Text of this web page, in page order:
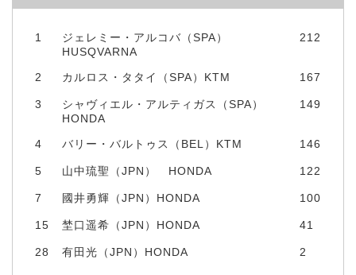
1
ジェレミー・アルコバ（SPA）
HUSQVARNA
212
2 カルロス・タタイ（SPA）KTM 167
3
シャヴィエル・アルティガス（SPA）
HONDA
149
4 バリー・バルトゥス（BEL）KTM 146
5 山中琉聖（JPN） HONDA 122
7 國井勇輝（JPN）HONDA 100
15 埜口遥希（JPN）HONDA 41
28 有田光（JPN）HONDA 2